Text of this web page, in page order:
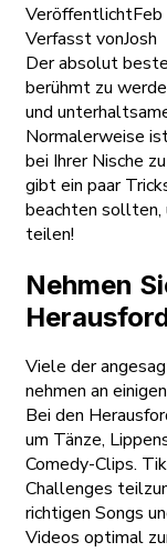
Veröffentlicht
Verfasst vonJosh
Der absolut
berühmt zu
und
Normalerweise
bei Ihrer Nische
gibt ein paar
beachten sollten,
teilen!
Nehmen
Viele der
nehmen an
Bei den
um Tänze,
Comedy-Clips.
Challenges
richtigen Songs
Videos optimal